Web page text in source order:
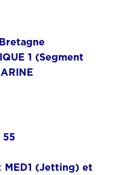
1 (Segment
55
MED1 (Jetting) et